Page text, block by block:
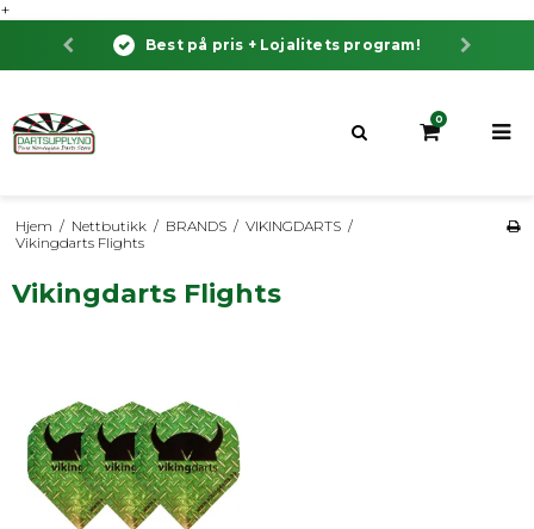
+
Best på pris + Lojalitets program!
0
Hjem / Nettbutikk / BRANDS / VIKINGDARTS /
Vikingdarts Flights
Vikingdarts Flights